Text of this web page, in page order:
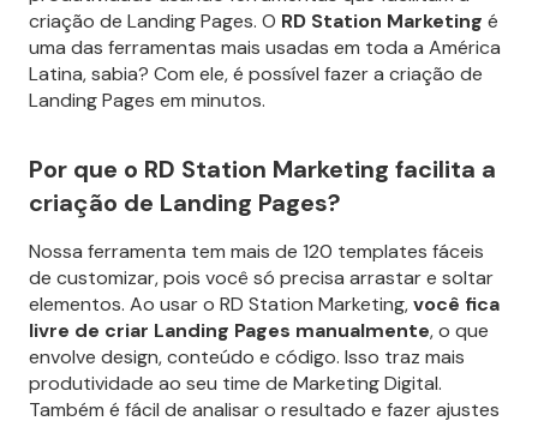
criação de Landing Pages. O RD Station Marketing é
uma das ferramentas mais usadas em toda a América
Latina, sabia? Com ele, é possível fazer a criação de
Landing Pages em minutos.
Por que o RD Station Marketing facilita a
criação de Landing Pages?
Nossa ferramenta tem mais de 120 templates fáceis
de customizar, pois você só precisa arrastar e soltar
elementos. Ao usar o RD Station Marketing,você fica
livre de criar Landing Pages manualmente, o que
envolve design, conteúdo e código. Isso traz mais
produtividade ao seu time de Marketing Digital.
Também é fácil de analisar o resultado e fazer ajustes